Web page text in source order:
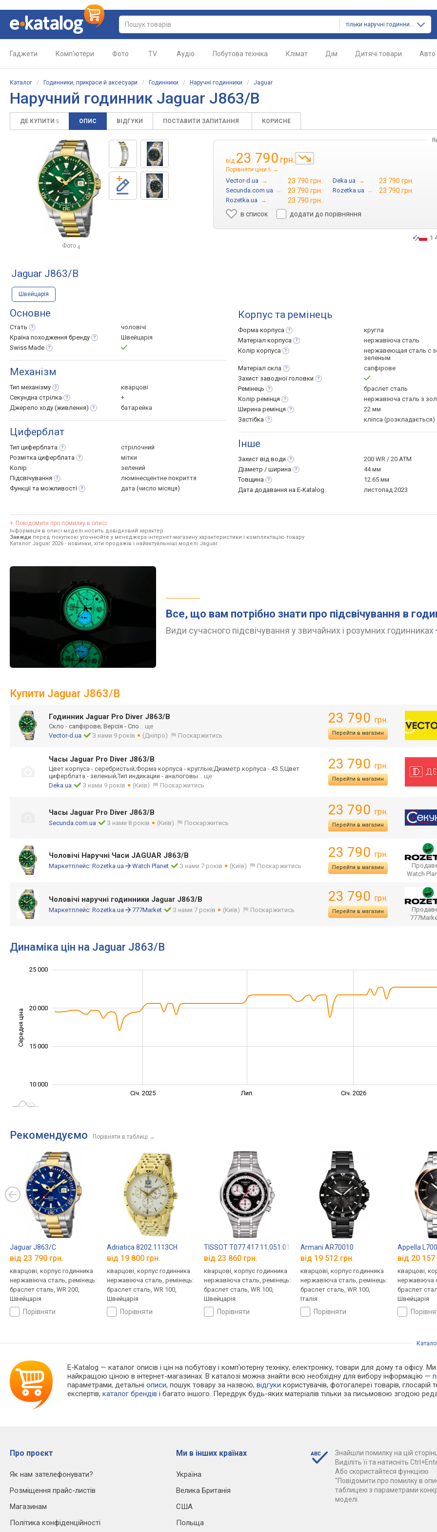
тільки наручні годинники
Гаджети Комп'ютери Фото TV Аудіо Побутова техніка Клімат Дім Дитячі товари Авто
Каталог / Годинники, прикраси й аксесуари / Годинники / Наручні годинники / Jaguar
Наручний годинник Jaguar J863/B
ДЕ КУПИТИ 5 ОПИС ВІДГУКИ ПОСТАВИТИ ЗАПИТАННЯ КОРИСНЕ
Фото 4
від 23 790 грн.
Порівняти ціни 5 →
Vector-d.ua → 23 790 грн. Deka.ua → 23 790 грн.
Secunda.com.ua → 23 790 грн. Rozetka.ua → 23 790 грн.
Rozetka.ua →
23 790 грн.
в список
додати до порівняння
1
Jaguar J863/B
Швейцарія
Основне
Стать
чоловічі
Країна походження бренду
Швейцарія
Swiss Made
Механізм
Тип механізму
кварцові
Секундна стрілка
+
Джерело ходу (живлення) батарейка
Циферблат
Тип циферблата
стрілочний
Розмітка циферблата
мітки
Колір
зелений
Підсвічування
люмінесцентне покриття
Функції та можливості дата (число місяця)
Корпус та ремінець
Форма корпуса
кругла
Матеріал корпуса
нержавіюча сталь
Колір корпуса
нержавеющая сталь с
зеленым
Матеріал скла
сапфірове
Захист заводноїголовки
Ремінець
браслет сталь
Колір ремінця
нержавіюча сталь з
Ширина ремінця
22 мм
Застібка
кліпса (розкладається)
Інше
Захист від води
200 WR / 20 ATM
Діаметр / ширина
44 мм
Товщина
12.65 мм
Дата додавання на E-Katalog
листопад 2023
Повідомити про помилку в описі
Інформація в описі моделі носить довідковий характер.
Завжди перед покупкою уточнюйте у менеджера інтернет-магазину характеристики і комплектацію товару
Каталог Jaguar 2026 - новинки, хіти продажів і найактуальніші моделі Jaguar.
Все, що вам потрібно знати про підсвічування в
Види сучасного підсвічування у звичайних і розумних годинниках
Купити Jaguar J863/B
Годинник Jaguar Pro Diver J863/B
Скло - сапфірове; Версія - Спо... ще
Vector-d.ua
З нами 9 років (Дніпро) Поскаржитись
23 790 грн.
Перейти в магазин
Часы Jaguar Pro Diver J863/B
Цвет корпуса - серебристый;Форма корпуса - круглые;Диаметр корпуса - 43.5;Цвет
циферблата - зеленый;Тип индикации - аналоговы... ще
Deka.ua
З нами 9 років (Київ) Поскаржитись
23 790 грн.
Перейти в магазин
Часы Jaguar Pro Diver J863/B
Secunda.com.ua З нами 8 років (Київ) Поскаржитись
23 790 грн.
Перейти в магазин
Чоловічі Наручні Часи JAGUAR J863/B
Маркетплейс: Rozetka.ua Watch Planet З нами 7 років (Київ) Поскаржитись
23 790 грн.
Перейти в магазин
Watch
Чоловічі наручні годинники Jaguar J863/B
Маркетплейс: Rozetka.ua 777Market З нами 7 років (Київ) Поскаржитись
23 790 грн.
Перейти в магазин
Динаміка цін на Jaguar J863/B
Середня ціна
10 000
20 000
25 000
15 000
Січ. 2025 Лип. Січ. 2026
Рекомендуємо Порівняти в таблиці →
Jaguar J863/C
від 23 790 грн.
кварцові, корпус годинника
нержавіюча сталь, ремінець:
браслет сталь, WR 200,
Швейцарія
порівняти
Adriatica 8202.1113CH
від 19 800 грн.
кварцові, корпус годинника
нержавіюча сталь, ремінець:
браслет сталь, WR 100,
Швейцарія
порівняти
TISSOT T077.417.11.051.01
від 23 860 грн.
кварцові, корпус годинника
нержавіюча сталь, ремінець:
браслет сталь, WR 100,
Швейцарія
порівняти
Armani AR70010
від 19 512 грн.
кварцові, корпус годинника
нержавіюча сталь, ремінець:
браслет сталь, WR 100,
Італія
порівняти
Appella
від 20 157
кварцові,
нержавіюча
браслет
Швейцарія
E-Katalog — каталог описів і цін на побутову і комп'ютерну техніку, електроніку, товари для дому та офісу.
найкращою ціною в інтернет-магазинах. В каталозі можна знайти всю необхідну для вибору інформацію —
параметрами, детальніописи, пошук товару за назвою,відгуки користувачів, фотогалереї товарів, глосарій
експертів,каталог брендів і багато іншого. Передрук будь-яких матеріалів тільки за письмовою згодою
Про проєкт
Як нам зателефонувати?
Розміщення прайс-листів
Магазинам
Політика конфіденційності
Ми в інших країнах
Україна
Велика Британія
США
Польща
Знайшли помилку на цій
Виділіть її та натисніть
Або скористайтеся функцією
"Повідомити про помилку в
таблицею з параметрами
моделі.